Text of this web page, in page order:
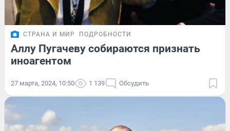
СТРАНА И МИР ПОДРОБНОСТИ
Аллу Пугачеву собираются признать
иноагентом
27 марта, 2024, 10:50 1 139 Обсудить